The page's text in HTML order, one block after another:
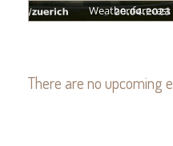
Weather forecast
There are no upcoming